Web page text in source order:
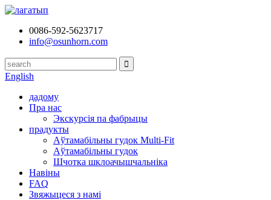
0086-592-5623717
info@osunhorn.com
English
дадому
Пра нас
Экскурсія па фабрыцы
прадукты
Аўтамабільны гудок Multi-Fit
Аўтамабільны гудок
Шчотка шклоачышчальніка
Навіны
FAQ
Звяжыцеся з намі